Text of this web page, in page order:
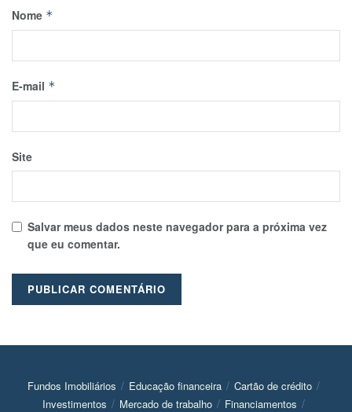
Nome *
E-mail *
Site
Salvar meus dados neste navegador para a próxima vez
que eu comentar.
Fundos Imobiliários Educação financeira
Cartão de crédito
Investimentos
Mercado de trabalho
Financiamentos